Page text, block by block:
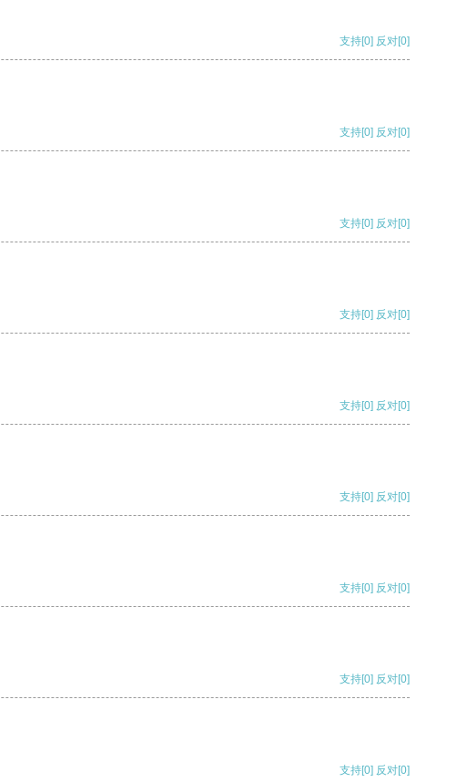
支持[0] 反对[0]
支持[0] 反对[0]
支持[0] 反对[0]
支持[0] 反对[0]
支持[0] 反对[0]
支持[0] 反对[0]
支持[0] 反对[0]
支持[0] 反对[0]
支持[0] 反对[0]